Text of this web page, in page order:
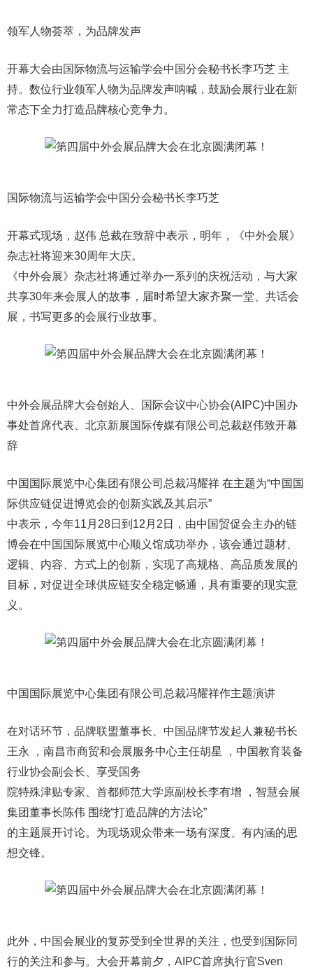
领军人物荟萃，为品牌发声
开幕大会由国际物流与运输学会中国分会秘书长李巧芝 主
持。数位行业领军人物为品牌发声呐喊，鼓励会展行业在新
常态下全力打造品牌核心竞争力。
国际物流与运输学会中国分会秘书长李巧芝
开幕式现场，赵伟 总裁在致辞中表示，明年，《中外会展》
杂志社将迎来30周年大庆。
《中外会展》杂志社将通过举办一系列的庆祝活动，与大家
共享30年来会展人的故事，届时希望大家齐聚一堂、共话会
展，书写更多的会展行业故事。
中外会展品牌大会创始人、国际会议中心协会(AIPC)中国办
事处首席代表、北京新展国际传媒有限公司总裁赵伟致开幕
辞
中国国际展览中心集团有限公司总裁冯耀祥 在主题为“中国国
际供应链促进博览会的创新实践及其启示”
中表示，今年11月28日到12月2日，由中国贸促会主办的链
博会在中国国际展览中心顺义馆成功举办，该会通过题材、
逻辑、内容、方式上的创新，实现了高规格、高品质发展的
目标，对促进全球供应链安全稳定畅通，具有重要的现实意
义。
中国国际展览中心集团有限公司总裁冯耀祥作主题演讲
在对话环节，品牌联盟董事长、中国品牌节发起人兼秘书长
王永 ，南昌市商贸和会展服务中心主任胡星 ，中国教育装备
行业协会副会长、享受国务
院特殊津贴专家、首都师范大学原副校长李有增 ，智慧会展
集团董事长陈伟 围绕“打造品牌的方法论”
的主题展开讨论。为现场观众带来一场有深度、有内涵的思
想交锋。
此外，中国会展业的复苏受到全世界的关注，也受到国际同
行的关注和参与。大会开幕前夕，AIPC首席执行官Sven